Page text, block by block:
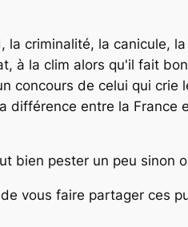
criminalité, la canicule,
à la clim alors qu'il fait
concours de celui qui crie
entre la France
bien pester un peu sinon
vous faire partager ces